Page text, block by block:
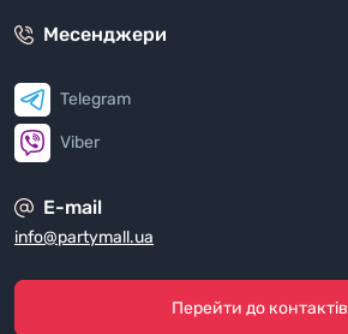
Месенджери
Telegram
Viber
E-mail
info@partymall.ua
Перейти до контактів